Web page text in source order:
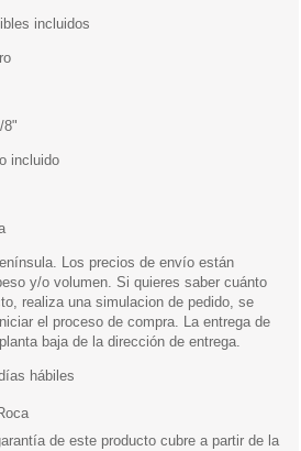
incluidos
8"
incluido
Los precios de envío están
y/o volumen. Si quieres saber cuánto
realiza una simulacion de pedido, se
el proceso de compra. La entrega de
baja de la dirección de entrega.
hábiles
de este producto cubre a partir de la